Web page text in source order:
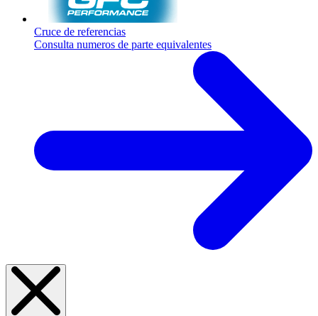
Cruce de referencias
Consulta numeros de parte equivalentes